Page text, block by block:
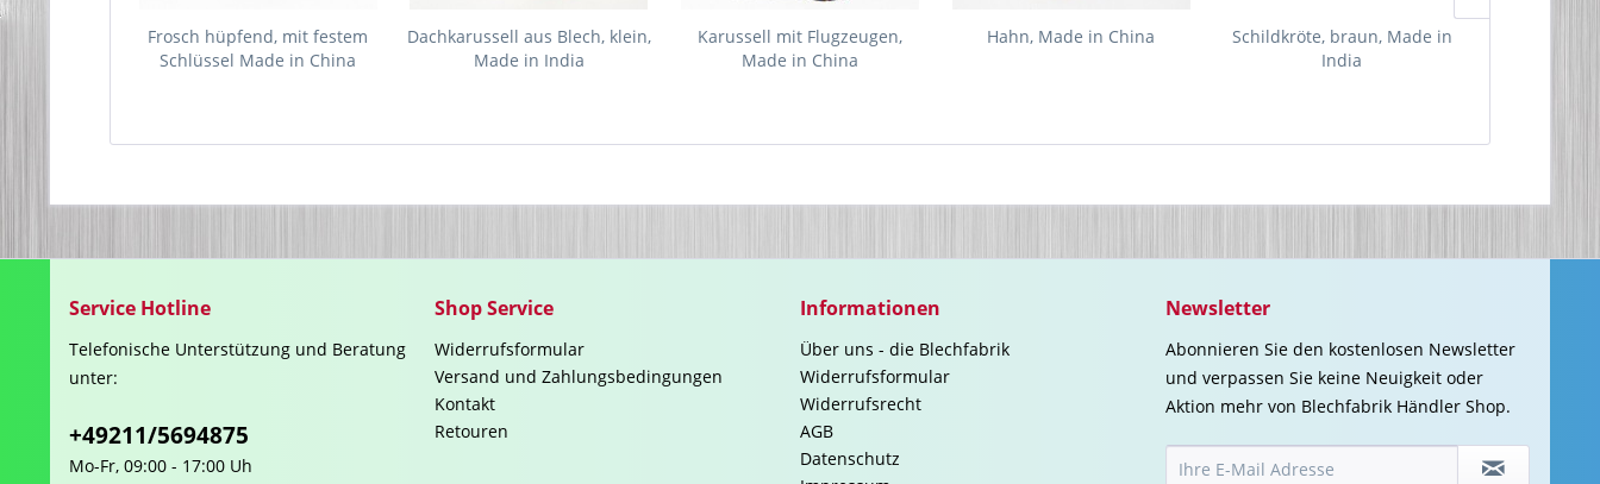
Frosch hüpfend, mit festem
Schlüssel Made in China
Dachkarussell aus Blech, klein,
Made in India
Karussell mit Flugzeugen,
Made in China
Hahn, Made in China
Schildkröte, braun, Made in
India
Service Hotline
Telefonische Unterstützung und Beratung
unter:
+49211/5694875
Mo-Fr, 09:00 - 17:00 Uh
Shop Service
Widerrufsformular
Versand und Zahlungsbedingungen
Kontakt
Retouren
Informationen
Über uns - die Blechfabrik
Widerrufsformular
Widerrufsrecht
AGB
Datenschutz
Newsletter
Abonnieren Sie den kostenlosen Newsletter
und verpassen Sie keine Neuigkeit oder
Aktion mehr von Blechfabrik Händler Shop.